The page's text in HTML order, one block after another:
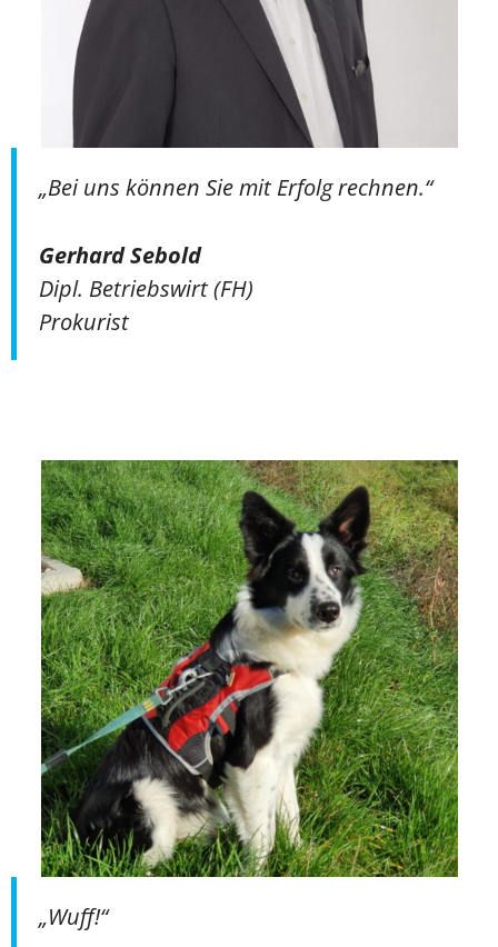
„Bei uns können Sie mit Erfolg rechnen.“
Gerhard Sebold
Dipl. Betriebswirt (FH)
Prokurist
„Wuff!“